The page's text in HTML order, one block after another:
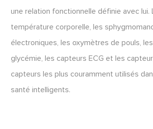
une relation fonctionnelle définie avec lui.
température corporelle, les
électroniques, les oxymètres de pouls,
glycémie, les capteurs ECG et les
capteurs les plus couramment utilisés
santé intelligents.